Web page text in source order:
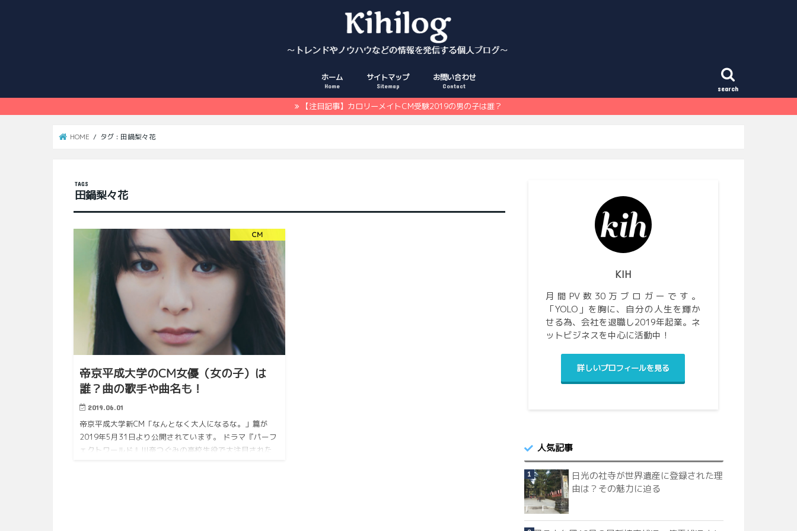
search
ホーム
Home
サイトマップ
Sitemap
お問い合わせ
Contact
【注目記事】カロリーメイトCM受験2019の男の子は誰？
HOME タグ : 田鍋梨々花
田鍋梨々花
CM
帝京平成大学のCM女優（女の子）は
誰？曲の歌手や曲名も！
2019.06.01
帝京平成大学新CM「なんとなく大人になるな。」篇が
2019年5月31日より公開されています。 ドラマ『パーフ
ェクトワールド』川奈つぐみの高校生役で大注目された
KIH
月間PV数30万ブロガーです。
「YOLO」を胸に、自分の人生を輝か
せる為、会社を退職し2019年起業。ネ
ットビジネスを中心に活動中！
詳しいプロフィールを見る
人気記事
日光の社寺が世界遺産に登録された理
由は？その魅力に迫る